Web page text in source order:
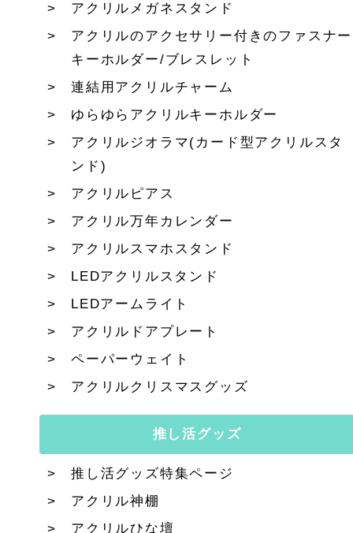
アクリルメガネスタンド
アクリルのアクセサリー付きのファスナー
キーホルダー/ブレスレット
連結用アクリルチャーム
ゆらゆらアクリルキーホルダー
アクリルジオラマ(カード型アクリルスタ
ンド)
アクリルピアス
アクリル万年カレンダー
アクリルスマホスタンド
LEDアクリルスタンド
LEDアームライト
アクリルドアプレート
ペーパーウェイト
アクリルクリスマスグッズ
推し活グッズ
推し活グッズ特集ページ
アクリル神棚
アクリルひな壇